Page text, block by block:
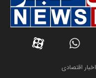
اخبار اقتصادی